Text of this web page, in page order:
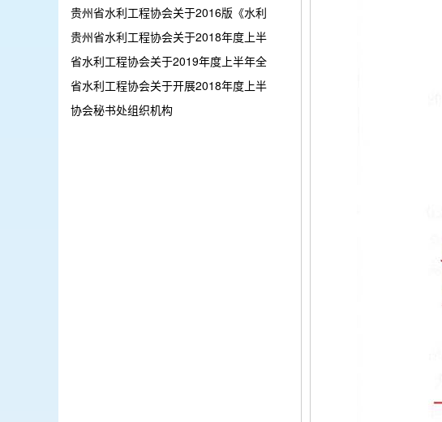
贵州省水利工程协会关于2016版《水利
贵州省水利工程协会关于2018年度上半
省水利工程协会关于2019年度上半年全
省水利工程协会关于开展2018年度上半
协会秘书处组织机构